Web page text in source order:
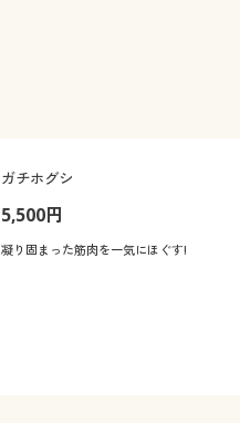
ガチホグシ
5,500円
凝り固まった筋肉を一気にほぐす!